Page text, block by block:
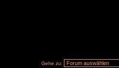
Gehe zu: